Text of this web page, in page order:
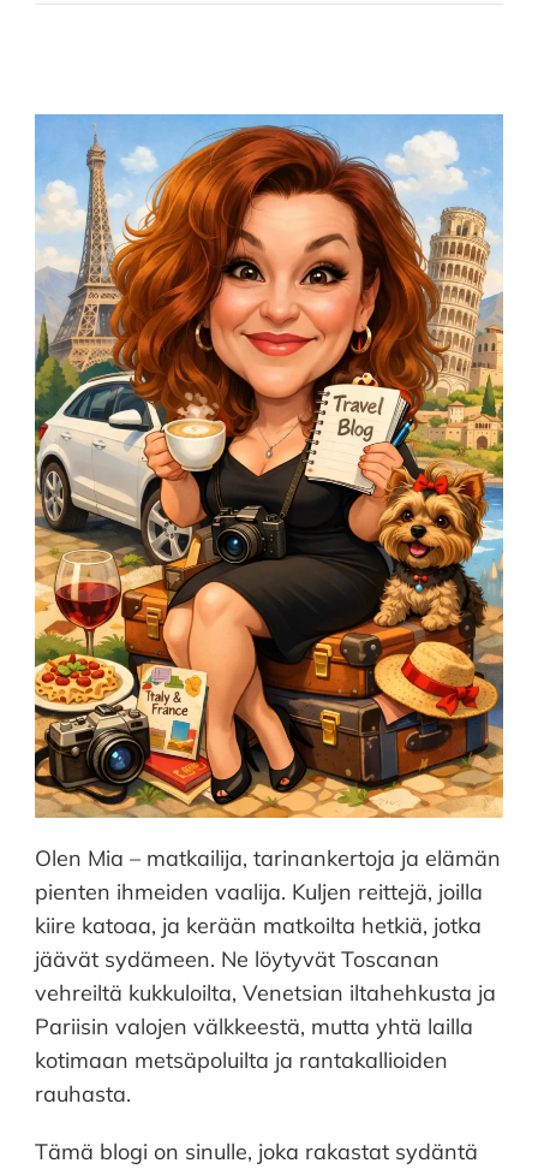
Olen Mia – matkailija, tarinankertoja ja elämän
pienten ihmeiden vaalija. Kuljen reittejä, joilla
kiire katoaa, ja kerään matkoilta hetkiä, jotka
jäävät sydämeen. Ne löytyvät Toscanan
vehreiltä kukkuloilta, Venetsian iltahehkusta ja
Pariisin valojen välkkeestä, mutta yhtä lailla
kotimaan metsäpoluilta ja rantakallioiden
rauhasta.
Tämä blogi on sinulle, joka rakastat sydäntä